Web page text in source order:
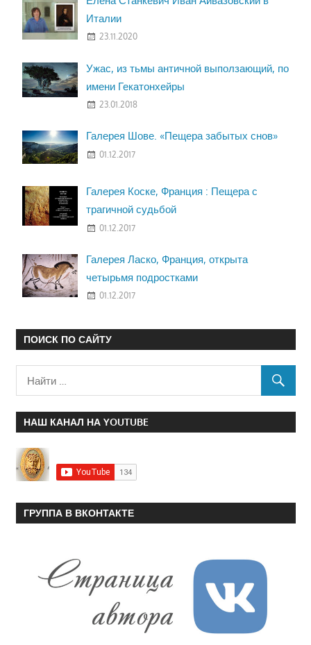
Италии
23.11.2020
Ужас, из тьмы античной выползающий, по
имени Гекатонхейры
23.01.2018
Галерея Шове. «Пещера забытых снов»
01.12.2017
Галерея Коске, Франция : Пещера с
трагичной судьбой
01.12.2017
Галерея Ласко, Франция, открыта
четырьмя подростками
01.12.2017
ПОИСК ПО САЙТУ
НАШ КАНАЛ НА YOUTUBE
ГРУППА В ВКОНТАКТЕ